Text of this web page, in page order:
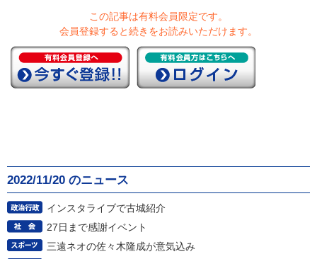
この記事は有料会員限定です。
会員登録すると続きをお読みいただけます。
2022/11/20 のニュース
インスタライブで古城紹介
27日まで感謝イベント
三遠ネオの佐々木隆成が意気込み